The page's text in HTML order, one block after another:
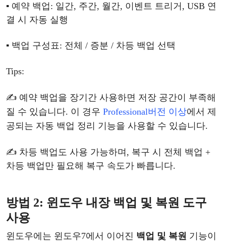
▪ 예약 백업: 일간, 주간, 월간, 이벤트 트리거, USB 연
결 시 자동 실행
▪ 백업 구성표: 전체 / 증분 / 차등 백업 선택
Tips:
✍ 예약 백업을 장기간 사용하면 저장 공간이 부족해
질 수 있습니다. 이 경우 Professional버전 이상에서 제
공되는 자동 백업 정리 기능을 사용할 수 있습니다.
✍ 차등 백업도 사용 가능하며 , 복구 시 전체 백업 +
차등 백업만 필요해 복구 속도가 빠릅니다.
방법 2: 윈도우 내장 백업 및 복원 도구
사용
윈도우에는 윈도우7에서 이어진 백업 및 복원 기능이